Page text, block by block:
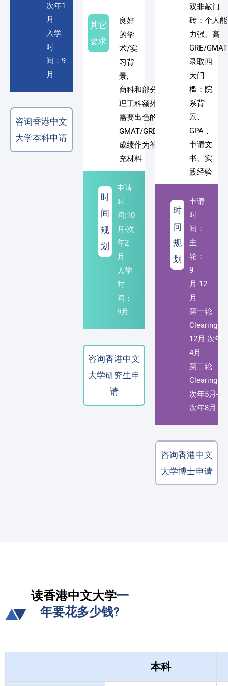
次年1
月
入学
时
间：9
月
咨询香港中文
大学本科申请
其它
要求
良好
的学
术/实
习背
景,
商科和部分
理工科额外
需要出色的
GMAT/GRE
成绩作为补
充材料
时
间
规
划
申请
时
间:10
月-次
年2
月
入学
时
间：
9月
咨询香港中文
大学研究生申
请
双非敲门
砖：个人能
力强、高
GRE/GMAT
录取四
大门
槛：院
系背
景、
GPA 、
申请文
书、实
践经验
时
间
规
划
申请
时
间：
主
轮：
9
月-12
月
第一轮
Clearing：
12月-次年
4月
第二轮
Clearing：
次年5月-
次年8月
咨询香港中文
大学博士申请
读香港中文大学一
年要花多少钱?
本科